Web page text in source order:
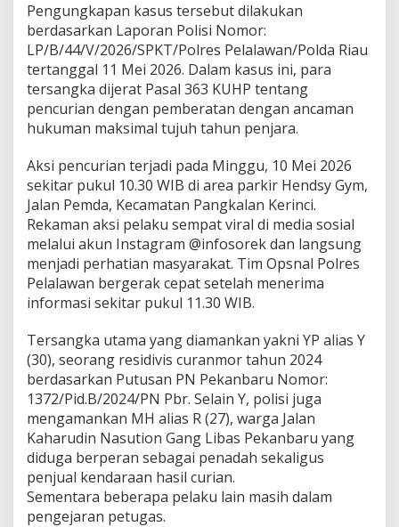
a
n
m
o
r
K
e
m
a
l
i
B
e
r
a
s
i
i
P
l
a
l
a
w
a
n
d
a
Pengungkapan kasus tersebut dilakukan
berdasarkan Laporan Polisi Nomor:
LP/B/44/V/2026/SPKT/Polres Pelalawan/Polda Riau
tertanggal 11 Mei 2026. Dalam kasus ini, para
tersangka dijerat Pasal 363 KUHP tentang
pencurian dengan pemberatan dengan ancaman
hukuman maksimal tujuh tahun penjara.
Aksi pencurian terjadi pada Minggu, 10 Mei 2026
sekitar pukul 10.30 WIB di area parkir Hendsy Gym,
Jalan Pemda, Kecamatan Pangkalan Kerinci.
Rekaman aksi pelaku sempat viral di media sosial
melalui akun Instagram @infosorek dan langsung
menjadi perhatian masyarakat. Tim Opsnal Polres
Pelalawan bergerak cepat setelah menerima
informasi sekitar pukul 11.30 WIB.
Tersangka utama yang diamankan yakni YP alias Y
(30), seorang residivis curanmor tahun 2024
berdasarkan Putusan PN Pekanbaru Nomor:
1372/Pid.B/2024/PN Pbr. Selain Y, polisi juga
mengamankan MH alias R (27), warga Jalan
Kaharudin Nasution Gang Libas Pekanbaru yang
diduga berperan sebagai penadah sekaligus
penjual kendaraan hasil curian.
Sementara beberapa pelaku lain masih dalam
pengejaran petugas.